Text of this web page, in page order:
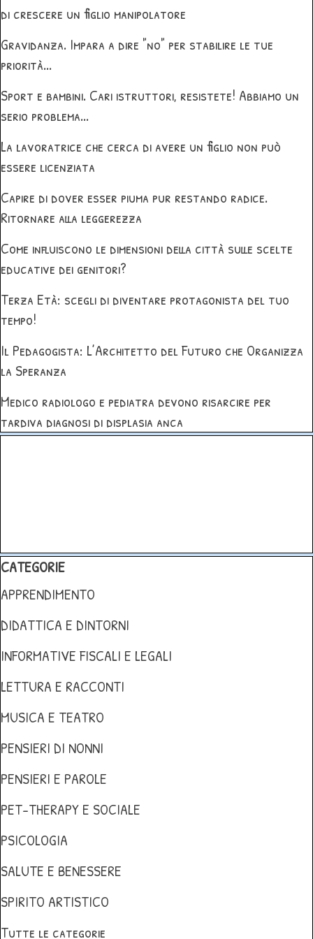
di crescere un figlio manipolatore
Gravidanza. Impara a dire "no" per stabilire le tue
priorità...
Sport e bambini. Cari istruttori, resistete! Abbiamo un
serio problema...
La lavoratrice che cerca di avere un figlio non può
essere licenziata
Capire di dover esser piuma pur restando radice.
Ritornare alla leggerezza
Come influiscono le dimensioni della città sulle scelte
educative dei genitori?
Terza Età: scegli di diventare protagonista del tuo
tempo!
Il Pedagogista: L’Architetto del Futuro che Organizza
la Speranza
Medico radiologo e pediatra devono risarcire per
tardiva diagnosi di displasia anca
Salta blocco CATEGORIE
CATEGORIE
APPRENDIMENTO
DIDATTICA E DINTORNI
INFORMATIVE FISCALI E LEGALI
LETTURA E RACCONTI
MUSICA E TEATRO
PENSIERI DI NONNI
PENSIERI E PAROLE
PET-THERAPY E SOCIALE
PSICOLOGIA
SALUTE E BENESSERE
SPIRITO ARTISTICO
Tutte le categorie